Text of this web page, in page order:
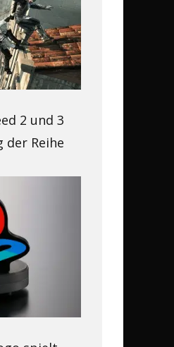
2 und 3
der Reihe